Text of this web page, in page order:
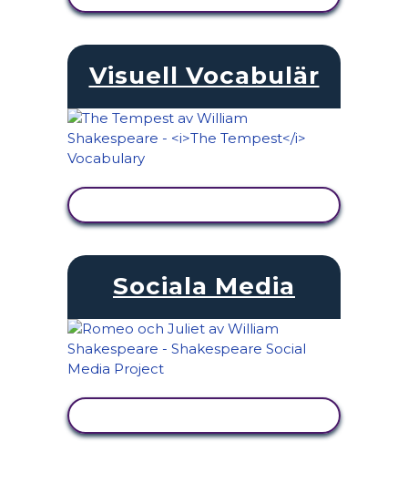
Visuell Vocabulär
Sociala Media